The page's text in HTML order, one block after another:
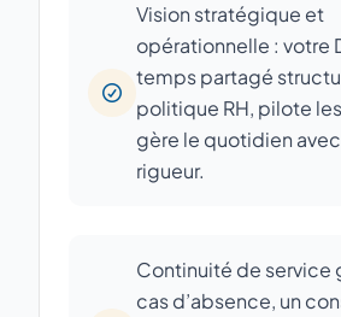
Vision stratégique et
opérationnelle : votre
temps partagé
politique RH, pilote
gère le quotidien
rigueur.
Continuité de service
cas d’absence, un